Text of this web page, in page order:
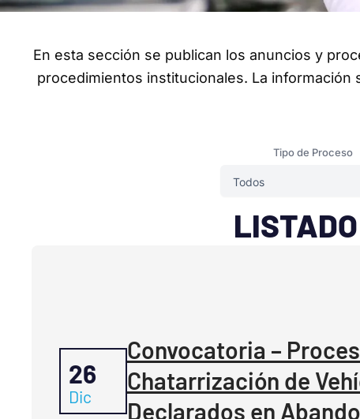
En esta sección se publican los anuncios y
procedimientos institucionales. La
Tipo de Proceso
26
Dic
Convocatoria –
Chatarrización de
Declarados en